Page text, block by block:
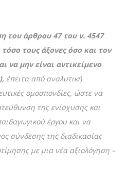
του άρθρου 47 του ν. 4547
τους άξονες όσο και τον
να μην είναι αντικείμενο
έπειτα από αναλυτική
ομοσπονδίες, ώστε να
της ενίσχυσης και
έργου και να
σύνδεσης της διαδικασίας
με μια νέα αξιολόγηση –